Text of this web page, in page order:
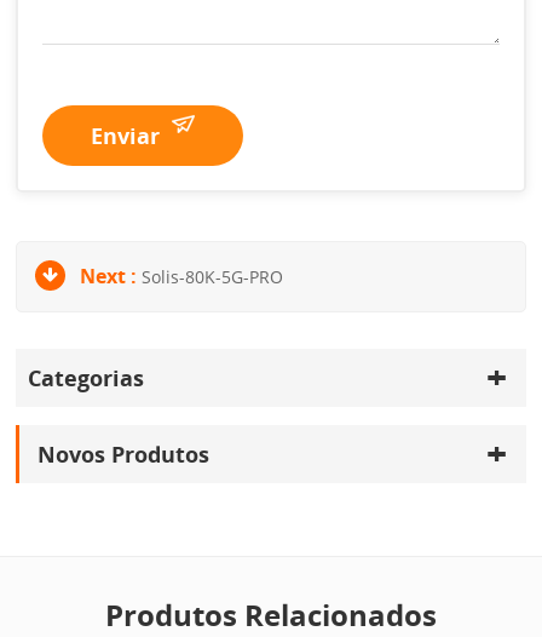
Enviar
Next :Solis-80K-5G-PRO
Categorias
Novos Produtos
Produtos Relacionados